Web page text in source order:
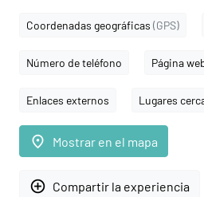
Coordenadas geográficas (GPS)
Número de teléfono Página
Enlaces externos Lugares
place Mostrar en el mapa
add_circle_outline Compartir la experiencia